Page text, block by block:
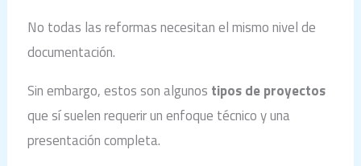
No todas las reformas necesitan el mismo nivel de
documentación.
Sin embargo, estos son algunos tipos de proyectos
que sí suelen requerir un enfoque técnico y una
presentación completa.